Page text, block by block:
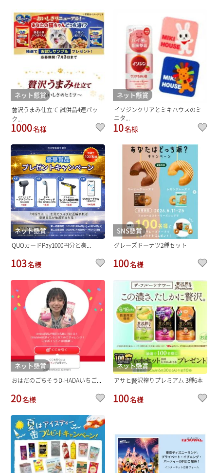
ネット懸賞
贅沢うまみ仕立て 試供品4連パッ
ク...
1000名様
ネット懸賞
イソジンクリアとミキハウスのミ
ニタ...
10名様
ネット懸賞
QUOカードPay1000円分と豪...
103名様
SNS懸賞
グレーズドーナツ2種セット
100名様
ネット懸賞
おはだのごちそうD-HADAいちご...
20名様
ネット懸賞
アサヒ贅沢搾りプレミアム 3種6本
100名様